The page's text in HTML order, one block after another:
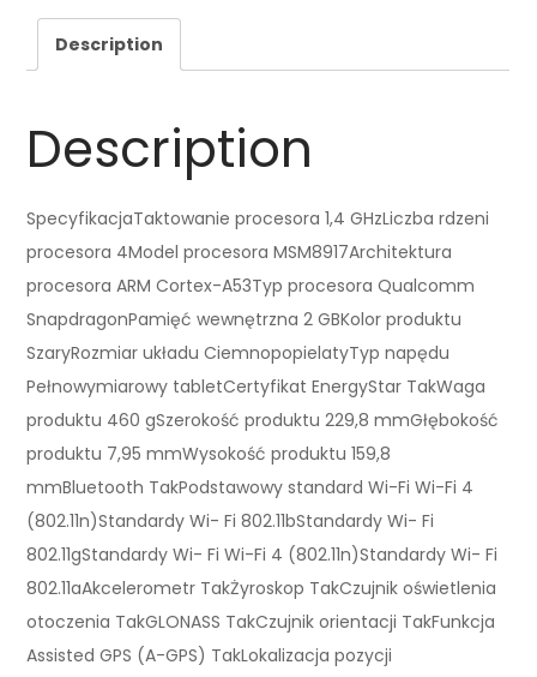
Description
Description
SpecyfikacjaTaktowanie procesora 1,4 GHzLiczba rdzeni
procesora 4Model procesora MSM8917Architektura
procesora ARM Cortex-A53Typ procesora Qualcomm
SnapdragonPamięć wewnętrzna 2 GBKolor produktu
SzaryRozmiar układu CiemnopopielatyTyp napędu
Pełnowymiarowy tabletCertyfikat EnergyStar TakWaga
produktu 460 gSzerokość produktu 229,8 mmGłębokość
produktu 7,95 mmWysokość produktu 159,8
mmBluetooth TakPodstawowy standard Wi-Fi Wi-Fi 4
(802.11n)Standardy Wi- Fi 802.11bStandardy Wi- Fi
802.11gStandardy Wi- Fi Wi-Fi 4 (802.11n)Standardy Wi- Fi
802.11aAkcelerometr TakŻyroskop TakCzujnik oświetlenia
otoczenia TakGLONASS TakCzujnik orientacji TakFunkcja
Assisted GPS (A-GPS) TakLokalizacja pozycji